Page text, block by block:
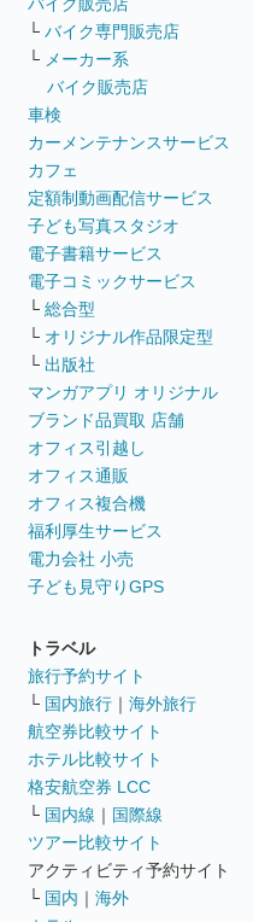
└ バイク専門販売店
└ メーカー系
バイク販売店
車検
カーメンテナンスサービス
カフェ
定額制動画配信サービス
子ども写真スタジオ
電子書籍サービス
電子コミックサービス
└ 総合型
└ オリジナル作品限定型
└ 出版社
マンガアプリ オリジナル
ブランド品買取 店舗
オフィス引越し
オフィス通販
オフィス複合機
福利厚生サービス
電力会社 小売
子ども見守りGPS
トラベル
旅行予約サイト
└ 国内旅行 ｜ 海外旅行
航空券比較サイト
ホテル比較サイト
格安航空券 LCC
└ 国内線 ｜ 国際線
ツアー比較サイト
アクティビティ予約サイト
└ 国内 ｜ 海外